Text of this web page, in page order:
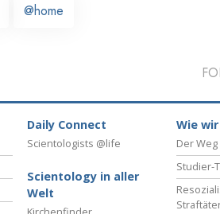
@home
Daily Connect
Scientologists @life
Scientology in aller
Welt
Wie
Der
Studier-